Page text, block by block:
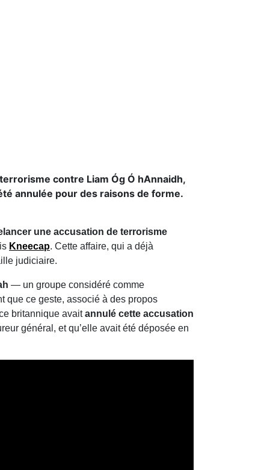
contre Liam Óg Ó hAnnaidh,
annulée pour des raisons de forme.
une accusation de terrorisme
Kneecap. Cette affaire, qui a déjà
judiciaire.
— un groupe considéré comme
que ce geste, associé à des propos
britannique avaitannulé cette accusation
général, et qu’elle avait été déposée en